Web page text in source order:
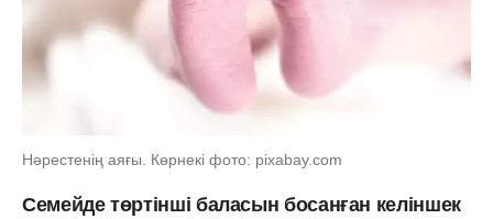
Нәрестенің аяғы. Көрнекі фото: pixabay.com
Семейде төртінші баласын босанған келіншек